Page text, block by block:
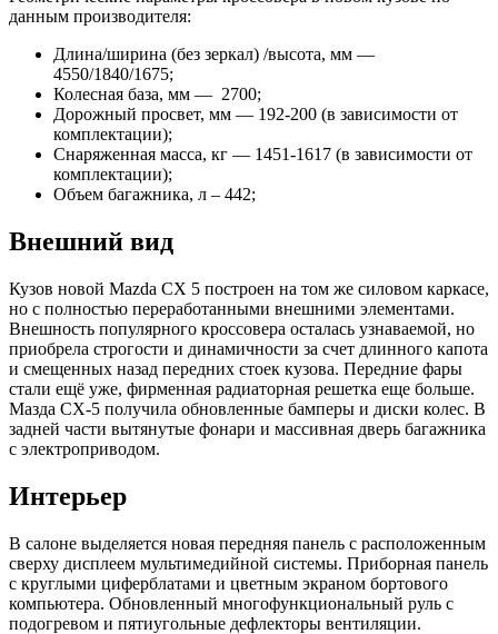
данным производителя:
Длина/ширина (без зеркал) /высота, мм —
4550/1840/1675;
Колесная база, мм — 2700;
Дорожный просвет, мм — 192-200 (в зависимости от
комплектации);
Снаряженная масса, кг — 1451-1617 (в зависимости от
комплектации);
Объем багажника, л – 442;
Внешний вид
Кузов новой Mazda CX 5 построен на том же силовом каркасе,
но с полностью переработанными внешними элементами.
Внешность популярного кроссовера осталась узнаваемой, но
приобрела строгости и динамичности за счет длинного капота
и смещенных назад передних стоек кузова. Передние фары
стали ещё уже, фирменная радиаторная решетка еще больше.
Мазда CX-5 получила обновленные бамперы и диски колес. В
задней части вытянутые фонари и массивная дверь багажника
с электроприводом.
Интерьер
В салоне выделяется новая передняя панель с расположенным
сверху дисплеем мультимедийной системы. Приборная панель
с круглыми циферблатами и цветным экраном бортового
компьютера. Обновленный многофункциональный руль с
подогревом и пятиугольные дефлекторы вентиляции.